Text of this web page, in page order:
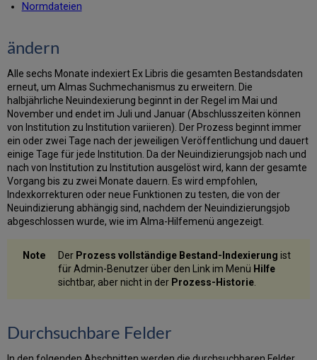
Normdateien
ändern
Alle sechs Monate indexiert Ex Libris die gesamten Bestandsdaten
erneut, um Almas Suchmechanismus zu erweitern. Die
halbjährliche Neuindexierung beginnt in der Regel im Mai und
November und endet im Juli und Januar (Abschlusszeiten können
von Institution zu Institution variieren). Der Prozess beginnt immer
ein oder zwei Tage nach der jeweiligen Veröffentlichung und dauert
einige Tage für jede Institution. Da der Neuindizierungsjob nach und
nach von Institution zu Institution ausgelöst wird, kann der gesamte
Vorgang bis zu zwei Monate dauern. Es wird empfohlen,
Indexkorrekturen oder neue Funktionen zu testen, die von der
Neuindizierung abhängig sind, nachdem der Neuindizierungsjob
abgeschlossen wurde, wie im Alma-Hilfemenü angezeigt.
Der Prozess vollständige Bestand-Indexierung ist
für Admin-Benutzer über den Link im Menü Hilfe
sichtbar, aber nicht in der Prozess-Historie
Durchsuchbare Felder